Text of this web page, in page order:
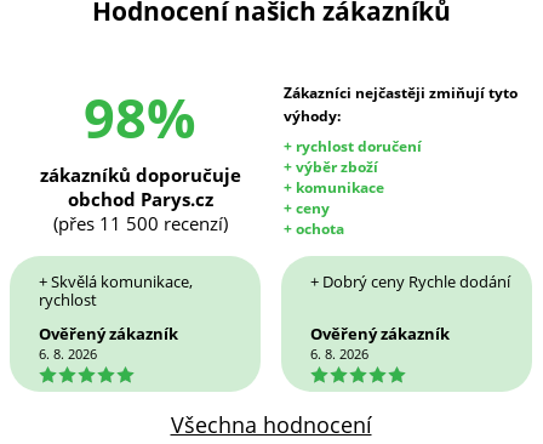
Hodnocení našich zákazníků
98%
Zákazníci nejčastěji zmiňují tyto
výhody:
+ rychlost doručení
+ výběr zboží
+ komunikace
+ ceny
+ ochota
zákazníků doporučuje
obchod Parys.cz
(přes 11 500 recenzí)
+ Skvělá komunikace,
rychlost
Ověřený zákazník
6. 8. 2026
5
+ Dobrý ceny Rychle dodání
Ověřený zákazník
6. 8. 2026
5
Všechna hodnocení